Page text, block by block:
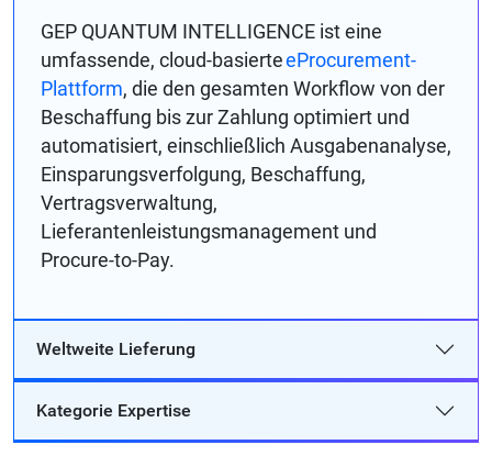
GEP QUANTUM INTELLIGENCE ist eine
umfassende, cloud-basierteeProcurement-
Plattform, die den gesamten Workflow von der
Beschaffung bis zur Zahlung optimiert und
automatisiert, einschließlich Ausgabenanalyse,
Einsparungsverfolgung, Beschaffung,
Vertragsverwaltung,
Lieferantenleistungsmanagement und
Procure-to-Pay.
Weltweite Lieferung
Kategorie Expertise